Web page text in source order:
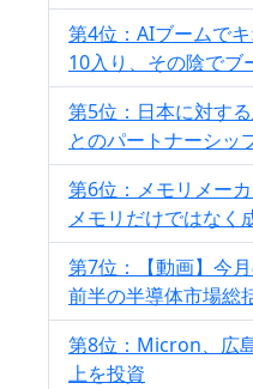
第4位：AIブームで
10入り、その陰でブ
第5位：日本に対す
とのパートナーシッ
第6位：メモリメー
メモリだけではなく
第7位：【動画】今
前半の半導体市場総
第8位：Micron、広
上を投資